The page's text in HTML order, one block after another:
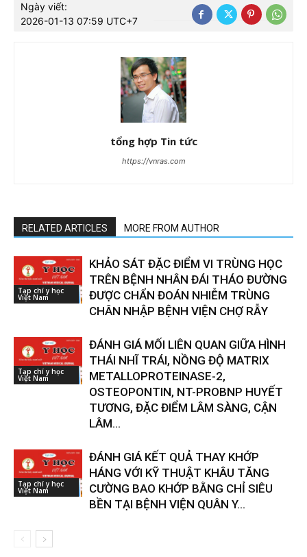
Ngày viết:
2026-01-13 07:59 UTC+7
tổng hợp Tin tức
https://vnras.com
RELATED ARTICLES MORE FROM AUTHOR
Tạp chí y học
Việt Nam
KHẢO SÁT ĐẶC ĐIỂM VI TRÙNG HỌC
TRÊN BỆNH NHÂN ĐÁI THÁO ĐƯỜNG
ĐƯỢC CHẨN ĐOÁN NHIỄM TRÙNG
CHÂN NHẬP BỆNH VIỆN CHỢ RẪY
Tạp chí y học
Việt Nam
ĐÁNH GIÁ MỐI LIÊN QUAN GIỮA HÌNH
THÁI NHĨ TRÁI, NỒNG ĐỘ MATRIX
METALLOPROTEINASE-2,
OSTEOPONTIN, NT-PROBNP HUYẾT
TƯƠNG, ĐẶC ĐIỂM LÂM SÀNG, CẬN
LÂM...
Tạp chí y học
Việt Nam
ĐÁNH GIÁ KẾT QUẢ THAY KHỚP
HÁNG VỚI KỸ THUẬT KHÂU TĂNG
CƯỜNG BAO KHỚP BẰNG CHỈ SIÊU
BỀN TẠI BỆNH VIỆN QUÂN Y...